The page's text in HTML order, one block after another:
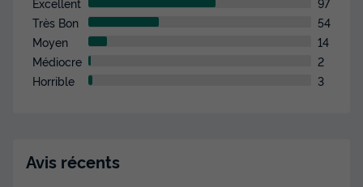
Surface Adultes
Très Bon
54
Moyen
14
Médiocre
2
Horrible
3
Avis récents